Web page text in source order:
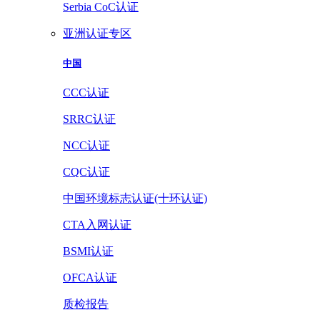
Serbia CoC认证
亚洲认证专区
中国
CCC认证
SRRC认证
NCC认证
CQC认证
中国环境标志认证(十环认证)
CTA入网认证
BSMI认证
OFCA认证
质检报告